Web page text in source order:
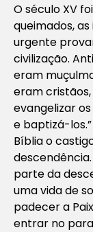
O século XV
queimados,
urgente
civilização.
eram
eram
evangelizar
e baptizá-
Bíblia o
parte da
uma vida de
padecer a
entrar no